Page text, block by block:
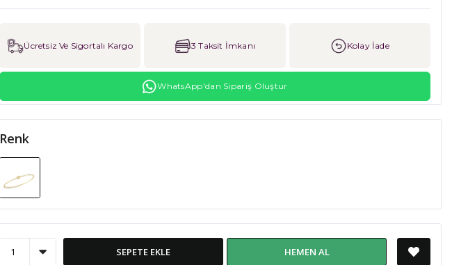
Ücretsiz Ve Sigortalı Kargo 3 Taksit İmkanı Kolay İade
WhatsApp'dan Sipariş Oluştur
Renk
SEPETE EKLE HEMEN AL